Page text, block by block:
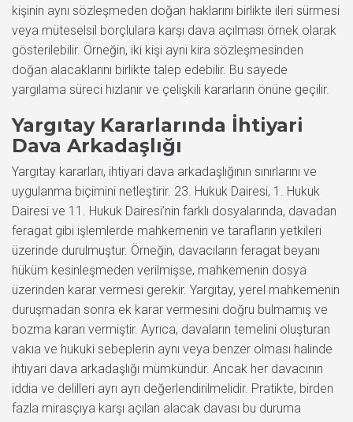
kişinin aynı sözleşmeden doğan haklarını birlikte ileri sürmesi
veya müteselsil borçlulara karşı dava açılması örnek olarak
gösterilebilir. Örneğin, iki kişi aynı kira sözleşmesinden
doğan alacaklarını birlikte talep edebilir. Bu sayede
yargılama süreci hızlanır ve çelişkili kararların önüne geçilir.
Yargıtay Kararlarında İhtiyari
Dava Arkadaşlığı
Yargıtay kararları, ihtiyari dava arkadaşlığının sınırlarını ve
uygulanma biçimini netleştirir. 23. Hukuk Dairesi, 1. Hukuk
Dairesi ve 11. Hukuk Dairesi’nin farklı dosyalarında, davadan
feragat gibi işlemlerde mahkemenin ve tarafların yetkileri
üzerinde durulmuştur. Örneğin, davacıların feragat beyanı
hüküm kesinleşmeden verilmişse, mahkemenin dosya
üzerinden karar vermesi gerekir. Yargıtay, yerel mahkemenin
duruşmadan sonra ek karar vermesini doğru bulmamış ve
bozma kararı vermiştir. Ayrıca, davaların temelini oluşturan
vakıa ve hukuki sebeplerin aynı veya benzer olması halinde
ihtiyari dava arkadaşlığı mümkündür. Ancak her davacının
iddia ve delilleri ayrı ayrı değerlendirilmelidir. Pratikte, birden
fazla mirasçıya karşı açılan alacak davası bu duruma